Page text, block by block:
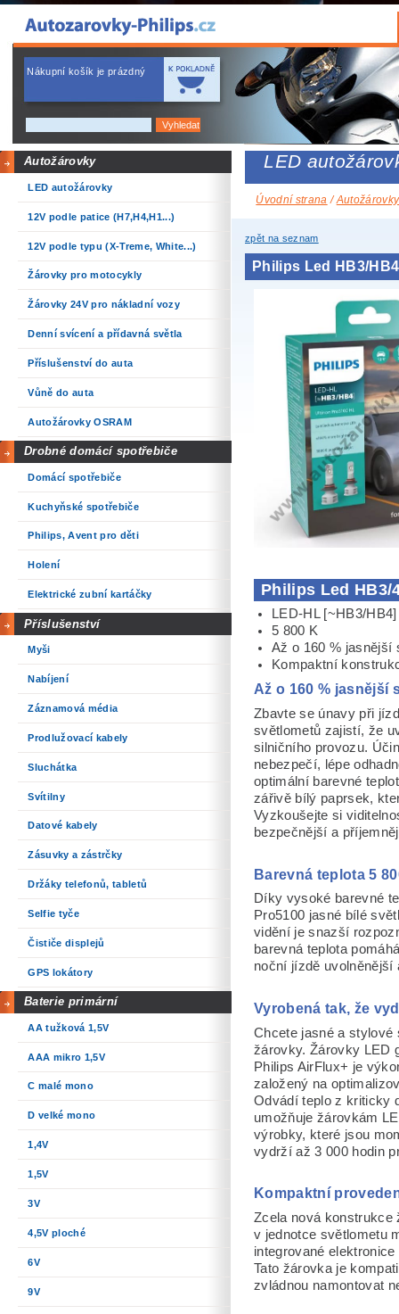
Nákupní košík je prázdný
Autožárovky
LED autožárovky
12V podle patice (H7,H4,H1...)
12V podle typu (X-Treme, White...)
Žárovky pro motocykly
Žárovky 24V pro nákladní vozy
Denní svícení a přídavná světla
Příslušenství do auta
Vůně do auta
Autožárovky OSRAM
Drobné domácí spotřebiče
Domácí spotřebiče
Kuchyňské spotřebiče
Philips, Avent pro děti
Holení
Elektrické zubní kartáčky
Příslušenství
Myši
Nabíjení
Záznamová média
Prodlužovací kabely
Sluchátka
Svítilny
Datové kabely
Zásuvky a zástrčky
Držáky telefonů, tabletů
Selfie tyče
Čističe displejů
GPS lokátory
Baterie primární
AA tužková 1,5V
AAA mikro 1,5V
C malé mono
D velké mono
1,4V
1,5V
3V
4,5V ploché
6V
9V
LED
Úvodní strana /Autožárovky
zpět na seznam
Philips Led HB3/
Philips Led HB3/
LED-HL [~HB3/HB4]
5 800 K
Až o 160 % jasnější
Kompaktní
Až o 160 % jasnější
Zbavte se únavy při
světlometů zajistí, že
silničního provozu.
nebezpečí, lépe
optimální barevné
zářivě bílý paprsek,
Vyzkoušejte si
bezpečnější a
Barevná teplota 5
Díky vysoké barevné
Pro5100 jasné bílé
vidění je snazší
barevná teplota
noční jízdě uvolněnější
Vyrobená tak, že
Chcete jasné a stylové
žárovky. Žárovky LED
Philips AirFlux+ je
založený na
Odvádí teplo z kriticky
umožňuje žárovkám
výrobky, které jsou
vydrží až 3 000 hodin
Kompaktní
Zcela nová konstrukce
v jednotce světlometu
integrované
Tato žárovka je
zvládnou namontovat